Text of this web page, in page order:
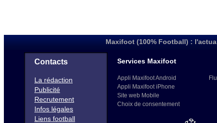
Maxifoot (100% Football) :
Contacts
La rédaction
Publicité
Recrutement
Infos légales
Liens football
Services Maxifoot
Appli Maxifoot Android
Appli Maxifoot iPhone
Site web Mobile
Choix de consentement